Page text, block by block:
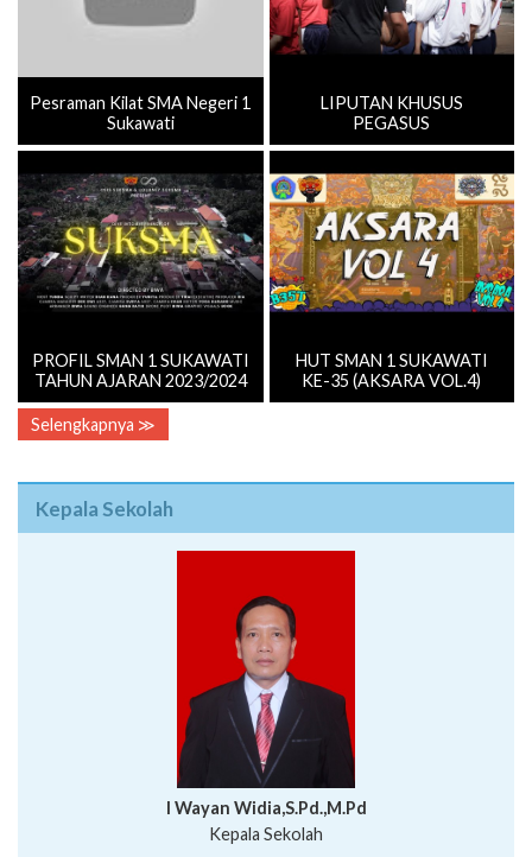
Pesraman Kilat SMA Negeri 1
Sukawati
LIPUTAN KHUSUS
PEGASUS
PROFIL SMAN 1 SUKAWATI
TAHUN AJARAN 2023/2024
HUT SMAN 1 SUKAWATI
KE-35 (AKSARA VOL.4)
Selengkapnya ≫
Kepala Sekolah
I Wayan Widia,S.Pd.,M.Pd
Kepala Sekolah